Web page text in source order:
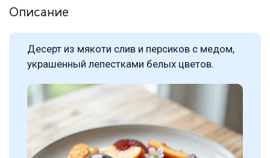
Описание
Десерт из мякоти слив и персиков с медом,
украшенный лепестками белых цветов.